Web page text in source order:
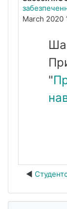
March 2020
"